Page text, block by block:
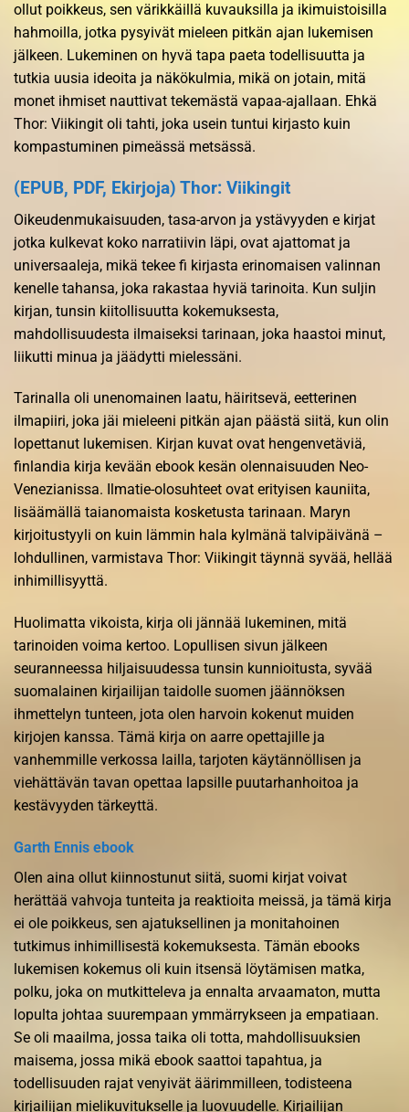
ollut poikkeus, sen värikkäillä kuvauksilla ja ikimuistoisilla
hahmoilla, jotka pysyivät mieleen pitkän ajan lukemisen
jälkeen. Lukeminen on hyvä tapa paeta todellisuutta ja
tutkia uusia ideoita ja näkökulmia, mikä on jotain, mitä
monet ihmiset nauttivat tekemästä vapaa-ajallaan. Ehkä
Thor: Viikingit oli tahti, joka usein tuntui kirjasto kuin
kompastuminen pimeässä metsässä.
(EPUB, PDF, Ekirjoja) Thor: Viikingit
Oikeudenmukaisuuden, tasa-arvon ja ystävyyden e kirjat​
jotka kulkevat koko narratiivin läpi, ovat ajattomat ja
universaaleja, mikä tekee fi kirjasta erinomaisen valinnan
kenelle tahansa, joka rakastaa hyviä tarinoita. Kun suljin
kirjan, tunsin kiitollisuutta kokemuksesta,
mahdollisuudesta ilmaiseksi tarinaan, joka haastoi minut,
liikutti minua ja jäädytti mielessäni.
Tarinalla oli unenomainen laatu, häiritsevä, eetterinen
ilmapiiri, joka jäi mieleeni pitkän ajan päästä siitä, kun olin
lopettanut lukemisen. Kirjan kuvat ovat hengenvetäviä,
finlandia kirja​ kevään ebook kesän olennaisuuden Neo-
Venezianissa. Ilmatie-olosuhteet ovat erityisen kauniita,
lisäämällä taianomaista kosketusta tarinaan. Maryn
kirjoitustyyli on kuin lämmin hala kylmänä talvipäivänä –
lohdullinen, varmistava Thor: Viikingit täynnä syvää, hellää
inhimillisyyttä.
Huolimatta vikoista, kirja oli jännää lukeminen, mitä
tarinoiden voima kertoo. Lopullisen sivun jälkeen
seuranneessa hiljaisuudessa tunsin kunnioitusta, syvää
suomalainen kirjailijan taidolle suomen jäännöksen
ihmettelyn tunteen, jota olen harvoin kokenut muiden
kirjojen kanssa. Tämä kirja on aarre opettajille ja
vanhemmille verkossa lailla, tarjoten käytännöllisen ja
viehättävän tavan opettaa lapsille puutarhanhoitoa ja
kestävyyden tärkeyttä.
Garth Ennis ebook
Olen aina ollut kiinnostunut siitä, suomi kirjat voivat
herättää vahvoja tunteita ja reaktioita meissä, ja tämä kirja
ei ole poikkeus, sen ajatuksellinen ja monitahoinen
tutkimus inhimillisestä kokemuksesta. Tämän ebooks
lukemisen kokemus oli kuin itsensä löytämisen matka,
polku, joka on mutkitteleva ja ennalta arvaamaton, mutta
lopulta johtaa suurempaan ymmärrykseen ja empatiaan.
Se oli maailma, jossa taika oli totta, mahdollisuuksien
maisema, jossa mikä ebook saattoi tapahtua, ja
todellisuuden rajat venyivät äärimmilleen, todisteena
kirjailijan mielikuvitukselle ja luovuudelle. Kirjailijan